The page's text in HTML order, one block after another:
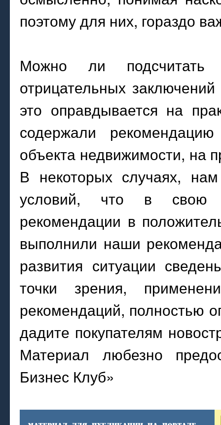
поэтому для них, гораздо
Можно ли
отрицательных
это оправдывается на
содержали
объекта недвижимости, на
В некоторых случаях,
условий, что в свою
рекомендации в
выполнили наши
развития ситуации
точки зрения,
рекомендаций, полностью
дадите покупателям
Материал любезно
Бизнес Клуб»